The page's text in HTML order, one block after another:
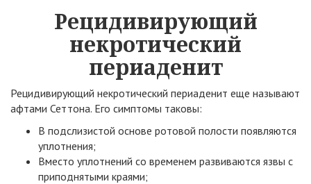
Рецидивирующий
некротический
периаденит
Рецидивирующий некротический периаденит еще называют
афтами Сеттона. Его симптомы таковы:
В подслизистой основе ротовой полости появляются
уплотнения;
Вместо уплотнений со временем развиваются язвы с
приподнятыми краями;